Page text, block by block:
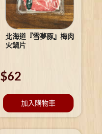
北海道『雪夢豚』梅肉
火鍋片
$62
加入購物車